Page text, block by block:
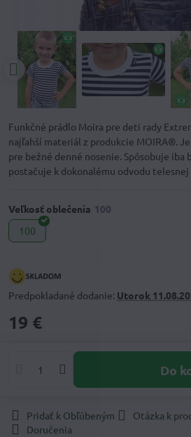
Funkčné prádlo Moira pre deti rady
najľahší materiál z produkcie MOIRA®.
pre bežné denné nosenie. Spôsobuje iba
postačuje k dokonalému odvodu
Veľkosť oblečenia
100
Predpokladané dodanie: Utorok
19 €
Do
Pridať k Obľúbeným Otázka k
Doručenia